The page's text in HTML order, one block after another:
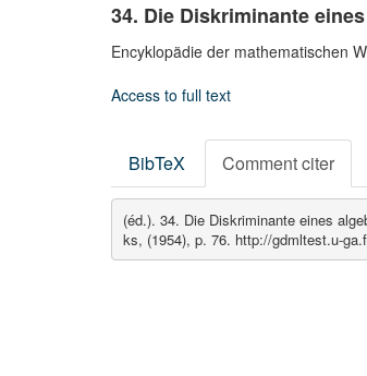
34. Die Diskriminante
Encyklopädie der mathematischen
Access to full text
BibTeX Comment citer
(éd.). 34. Die Diskriminante eines
ks, (1954), p. 76. http://gdmltest.u-